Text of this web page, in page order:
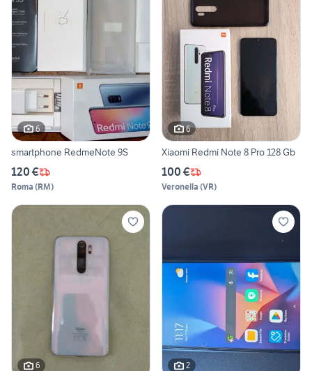
6
smartphone RedmeNote 9S
120 €
Roma (RM)
6
Xiaomi Redmi Note 8 Pro 128 Gb
100 €
Veronella (VR)
6 2